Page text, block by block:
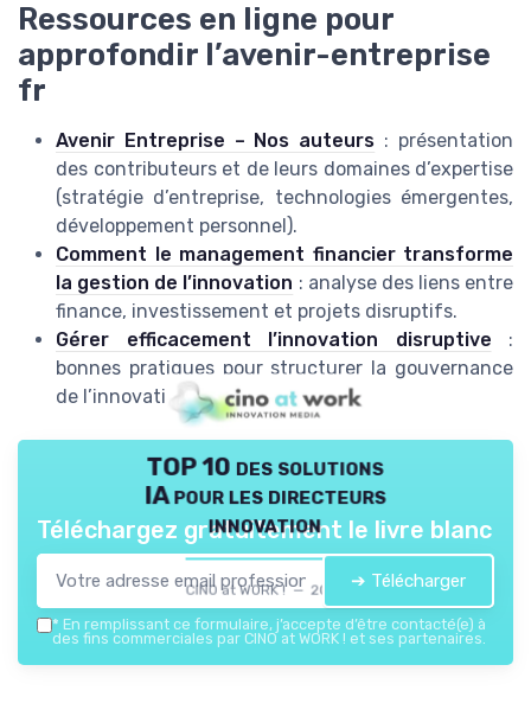
Ressources en ligne pour
approfondir l’avenir-entreprise
fr
Avenir Entreprise – Nos auteurs : présentation
des contributeurs et de leurs domaines d’expertise
(stratégie d’entreprise, technologies émergentes,
développement personnel).
Comment le management financier transforme
la gestion de l’innovation : analyse des liens entre
finance, investissement et projets disruptifs.
Gérer efficacement l’innovation disruptive :
bonnes pratiques pour structurer la gouvernance
de l’innovation dans l’entreprise.
TOP 10 des solutions
IA pour les directeurs
innovation
CINO at WORK ! — 2026
Téléchargez gratuitement le livre blanc
➔ Télécharger
* En remplissant ce formulaire, j’accepte d’être contacté(e) à
des fins commerciales par CINO at WORK ! et ses partenaires.